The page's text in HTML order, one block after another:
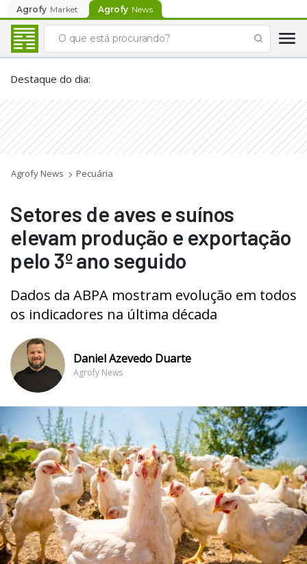
Agrofy Market Agrofy News
Destaque do dia:
Agrofy News Pecuária
Setores de aves e suínos
elevam produção e exportação
pelo 3º ano seguido
Dados da ABPA mostram evolução em todos
os indicadores na última década
Daniel Azevedo Duarte
Agrofy News